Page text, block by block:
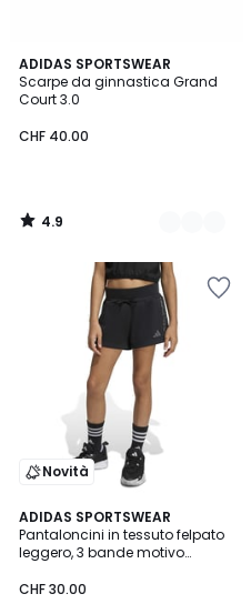
ADIDAS SPORTSWEAR
Scarpe da ginnastica Grand
Court 3.0
CHF 40.00
4.9
/ 5
3
Colori
4.9
/
Novità
ADIDAS SPORTSWEAR
Pantaloncini in tessuto felpato
leggero, 3 bande motivo
CHF 30.00
5
/
5
2
Colori